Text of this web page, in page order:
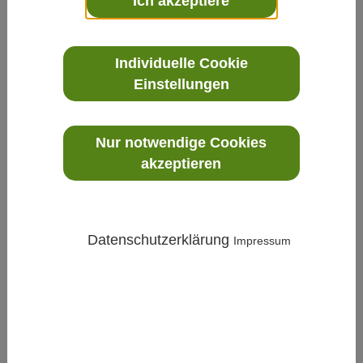
Individuelle Cookie
Einstellungen
Nur notwendige Cookies
akzeptieren
Datenschutzerklärung Impressum
Vortex Durchflussmesser Eggs DELTA II für Flüssigkeiten und Gase